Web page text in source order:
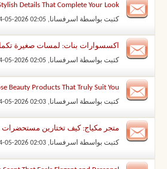
Details That Complete Your Look
كتبت بواسطة اسرفسانا‏, 24-05-2026 02:05 PM
اكسسوارات بنات: لمسات صغيرة تكمل
كتبت بواسطة اسرفسانا‏, 24-05-2026 02:05 PM
Beauty Products That Truly Suit You
كتبت بواسطة اسرفسانا‏, 24-05-2026 02:03 PM
متجر مكياج: كيف تختارين
كتبت بواسطة اسرفسانا‏, 24-05-2026 02:03 PM